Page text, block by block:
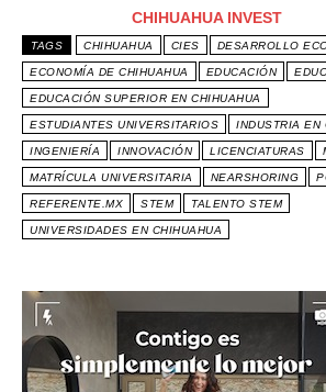
CHIHUAHUA INVEST
TAGS CHIHUAHUA CIES DESARROLLO
ECONOMÍA DE CHIHUAHUA EDUCACIÓN
EDUCACIÓN SUPERIOR EN CHIHUAHUA
ESTUDIANTES UNIVERSITARIOS INDUSTRIA EN
INGENIERÍA INNOVACIÓN LICENCIATURAS
MATRÍCULA UNIVERSITARIA NEARSHORING
REFERENTE.MX STEM TALENTO STEM
UNIVERSIDADES EN CHIHUAHUA